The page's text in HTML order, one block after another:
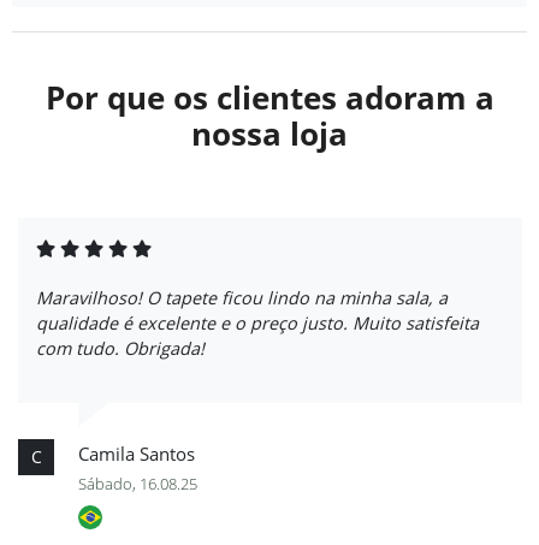
Por que os clientes adoram a
nossa loja
Maravilhoso! O tapete ficou lindo na minha sala, a
qualidade é excelente e o preço justo. Muito satisfeita
com tudo. Obrigada!
C Camila Santos
Sábado, 16.08.25